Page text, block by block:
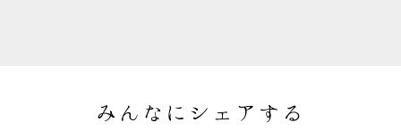
みんなにシェアする